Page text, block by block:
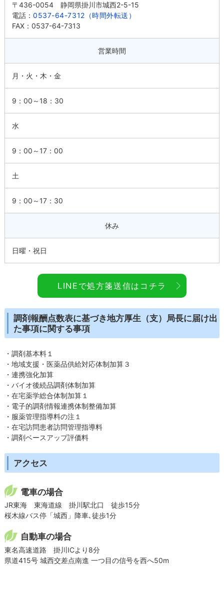
〒436-0054 静岡県掛川市城西2-5-15
電話： 0537-64-7312（時間外転送）
FAX：0537-64-7313
営業時間
月・火・木・金
9：00～18：30
水
9：00～17：00
土
9：00～17：30
休み
日曜・祝日
LINEで処方箋送信はコチラ
調剤報酬点数表に基づき地方厚生（支）局長に届け出
た事項に関する事項
・調剤基本料１
・地域支援・医薬品供給対応体制加算３
・連携強化加算
・バイオ後続品調剤体制加算
・在宅薬学総合体制加算１
・電子的調剤情報連携体制整備加算
・服薬管理指導料の注１
・在宅訪問患者訪問管理指導料
・調剤ベースアップ評価料
アクセス
電車の場合
JR東海 東海道線 掛川駅北口 徒歩15分
桜木線バス停「城西」降車､徒歩1分
自動車の場合
東名高速道路 掛川ICより8分
県道415号 城西交差点南進 一つ目の信号を西へ50m